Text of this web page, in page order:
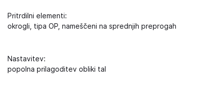
Pritrdilni elementi:
okrogli, tipa OP, nameščeni na sprednjih preprogah
Nastavitev:
popolna prilagoditev obliki tal